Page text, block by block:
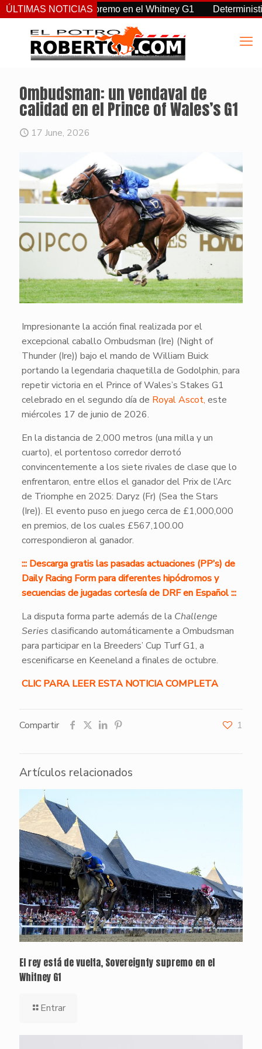
ÚLTIMAS NOTICIASsupremo en el Whitney G1 Deterministic:
Ombudsman: un vendaval de
calidad en el Prince of Wales’s G1
17 June, 2026
Impresionante la acción final realizada por el
excepcional caballo Ombudsman (Ire) (Night of
Thunder (Ire)) bajo el mando de William Buick
portando la legendaria chaquetilla de Godolphin, para
repetir victoria en el Prince of Wales’s Stakes G1
celebrado en el segundo día de Royal Ascot, este
miércoles 17 de junio de 2026.
En la distancia de 2,000 metros (una milla y un
cuarto), el portentoso corredor derrotó
convincentemente a los siete rivales de clase que lo
enfrentaron, entre ellos el ganador del Prix de l’Arc
de Triomphe en 2025: Daryz (Fr) (Sea the Stars
(Ire)). El evento puso en juego cerca de £1,000,000
en premios, de los cuales £567,100.00
correspondieron al ganador.
::: Descarga gratis las pasadas actuaciones (PP’s) de
Daily Racing Form para diferentes hipódromos y
secuencias de jugadas cortesía de DRF en Español :::
La disputa forma parte además de la Challenge
Series clasificando automáticamente a Ombudsman
para participar en la Breeders’ Cup Turf G1, a
escenificarse en Keeneland a finales de octubre.
CLIC PARA LEER ESTA NOTICIA COMPLETA
Compartir 1
Artículos relacionados
El rey está de vuelta, Sovereignty supremo en el
Whitney G1
Entrar